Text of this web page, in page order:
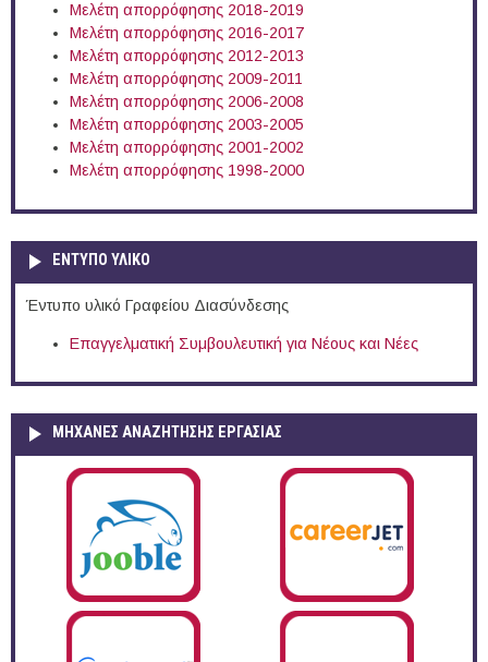
Μελέτη απορρόφησης 2018-2019
Μελέτη απορρόφησης 2016-2017
Μελέτη απορρόφησης 2012-2013
Μελέτη απορρόφησης 2009-2011
Μελέτη απορρόφησης 2006-2008
Μελέτη απορρόφησης 2003-2005
Μελέτη απορρόφησης 2001-2002
Μελέτη απορρόφησης 1998-2000
ΕΝΤΥΠΟ ΥΛΙΚΟ
Έντυπο υλικό Γραφείου Διασύνδεσης
Επαγγελματική Συμβουλευτική για Νέους και Νέες
ΜΗΧΑΝΕΣ ΑΝΑΖΗΤΗΣΗΣ ΕΡΓΑΣΙΑΣ